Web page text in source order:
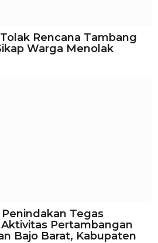
Rencana Tambang
Warga Menolak
Tegas
Pertambangan
Bajo Barat, Kabupaten